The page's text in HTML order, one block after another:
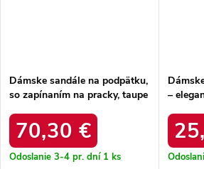
Dámske sandále na podpätku,
so zapínaním na pracky, taupe
TAUPE BRV
70,30 €
Odoslanie 3-4 pr. dní 1 ks
–